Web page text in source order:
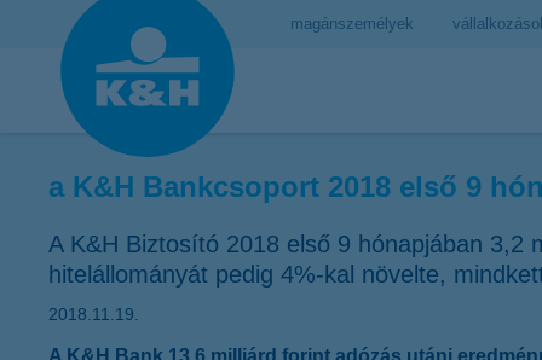
magánszemélyek
a K&H Bankcsoport 2018 első 9
A K&H Biztosító 2018 első 9 hónapjában 3,2
hitelállományát pedig 4%-kal növelte,
2018.11.19.
A K&H Bank 13,6 milliárd forint adózás utáni